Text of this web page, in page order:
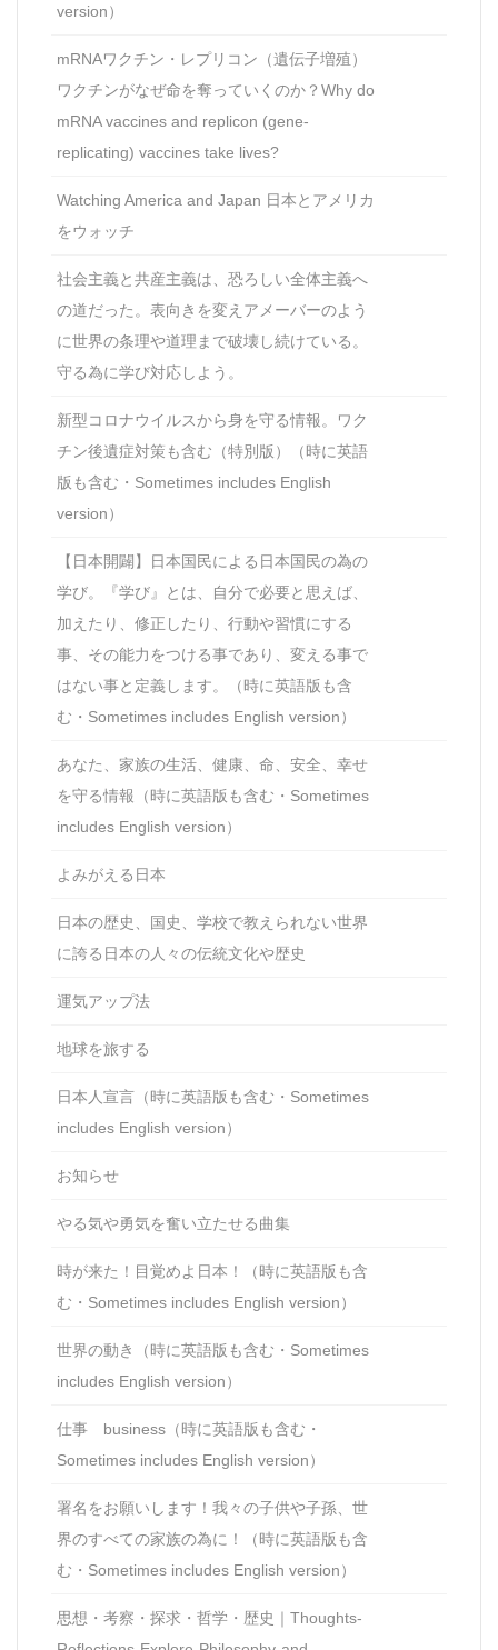
version）
mRNAワクチン・レプリコン（遺伝子増殖）
ワクチンがなぜ命を奪っていくのか？Why do
mRNA vaccines and replicon (gene-
replicating) vaccines take lives?
Watching America and Japan 日本とアメリカ
をウォッチ
社会主義と共産主義は、恐ろしい全体主義へ
の道だった。表向きを変えアメーバーのよう
に世界の条理や道理まで破壊し続けている。
守る為に学び対応しよう。
新型コロナウイルスから身を守る情報。ワク
チン後遺症対策も含む（特別版）（時に英語
版も含む・Sometimes includes English
version）
【日本開闢】日本国民による日本国民の為の
学び。『学び』とは、自分で必要と思えば、
加えたり、修正したり、行動や習慣にする
事、その能力をつける事であり、変える事で
はない事と定義します。（時に英語版も含
む・Sometimes includes English version）
あなた、家族の生活、健康、命、安全、幸せ
を守る情報（時に英語版も含む・Sometimes
includes English version）
よみがえる日本
日本の歴史、国史、学校で教えられない世界
に誇る日本の人々の伝統文化や歴史
運気アップ法
地球を旅する
日本人宣言（時に英語版も含む・Sometimes
includes English version）
お知らせ
やる気や勇気を奮い立たせる曲集
時が来た！目覚めよ日本！（時に英語版も含
む・Sometimes includes English version）
世界の動き（時に英語版も含む・Sometimes
includes English version）
仕事 business（時に英語版も含む・
Sometimes includes English version）
署名をお願いします！我々の子供や子孫、世
界のすべての家族の為に！（時に英語版も含
む・Sometimes includes English version）
思想・考察・探求・哲学・歴史｜Thoughts-